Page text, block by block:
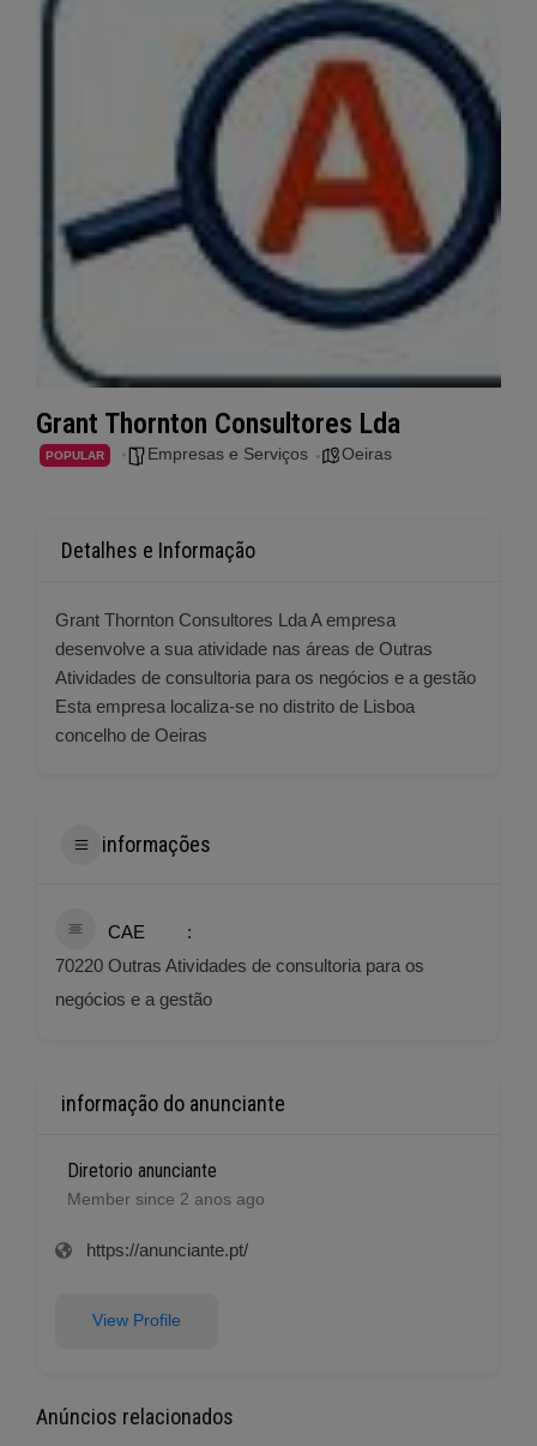
Grant Thornton Consultores Lda
POPULAR Empresas e Serviços Oeiras
Detalhes e Informação
Grant Thornton Consultores Lda A empresa
desenvolve a sua atividade nas áreas de Outras
Atividades de consultoria para os negócios e a gestão
Esta empresa localiza-se no distrito de Lisboa
concelho de Oeiras
informações
CAE
70220 Outras Atividades de consultoria para os
negócios e a gestão
informação do anunciante
Diretorio anunciante
Member since 2 anos ago
https://anunciante.pt/
View Profile
Anúncios relacionados